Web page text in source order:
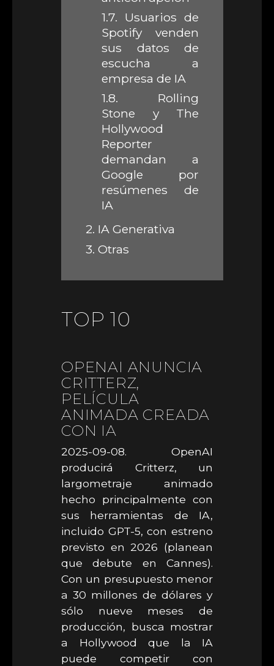
1.7. Usuarios de
Spotify venden
sus datos de
escucha a
empresa de IA
1.8. Rolling
Stone y The
Hollywood
Reporter
demandan a
Google por
resúmenes de
IA
2. IA Generativa
3. Otras
TOP 10
OPENAI ANUNCIA
CRITTERZ,
PELÍCULA
ANIMADA CREADA
CON IA
2025-09-08. OpenAI
producirá Critterz, un
largometraje animado
hecho principalmente con
sus herramientas de IA,
incluido GPT-5, con estreno
previsto en 2026 (planean
que debute en Cannes).
Con un presupuesto menor
a 30 millones de dólares y
sólo nueve meses de
producción, busca mostrar
a Hollywood que la IA
puede competir con